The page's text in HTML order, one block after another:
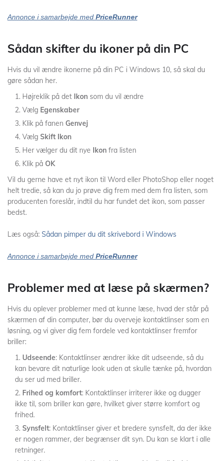
Annonce i samarbejde med PriceRunner
Sådan skifter du ikoner på din PC
Hvis du vil ændre ikonerne på din PC i Windows 10, så skal du
gøre sådan her.
Højreklik på det Ikon som du vil ændre
Vælg Egenskaber
Klik på fanen Genvej
Vælg Skift Ikon
Her vælger du dit nye Ikon fra listen
Klik på OK
Vil du gerne have et nyt ikon til Word eller PhotoShop eller noget
helt tredie, så kan du jo prøve dig frem med dem fra listen, som
producenten foreslår, indtil du har fundet det ikon, som passer
bedst.
Læs også: Sådan pimper du dit skrivebord i Windows
Annonce i samarbejde med PriceRunner
Problemer med at læse på skærmen?
Hvis du oplever problemer med at kunne læse, hvad der står på
skærmen af din computer, bør du overveje kontaktlinser som en
løsning, og vi giver dig fem fordele ved kontaktlinser fremfor
briller:
Udseende: Kontaktlinser ændrer ikke dit udseende, så du
kan bevare dit naturlige look uden at skulle tænke på, hvordan
du ser ud med briller.
Frihed og komfort: Kontaktlinser irriterer ikke og dugger
ikke til, som briller kan gøre, hvilket giver større komfort og
frihed.
Synsfelt: Kontaktlinser giver et bredere synsfelt, da der ikke
er nogen rammer, der begrænser dit syn. Du kan se klart i alle
retninger.